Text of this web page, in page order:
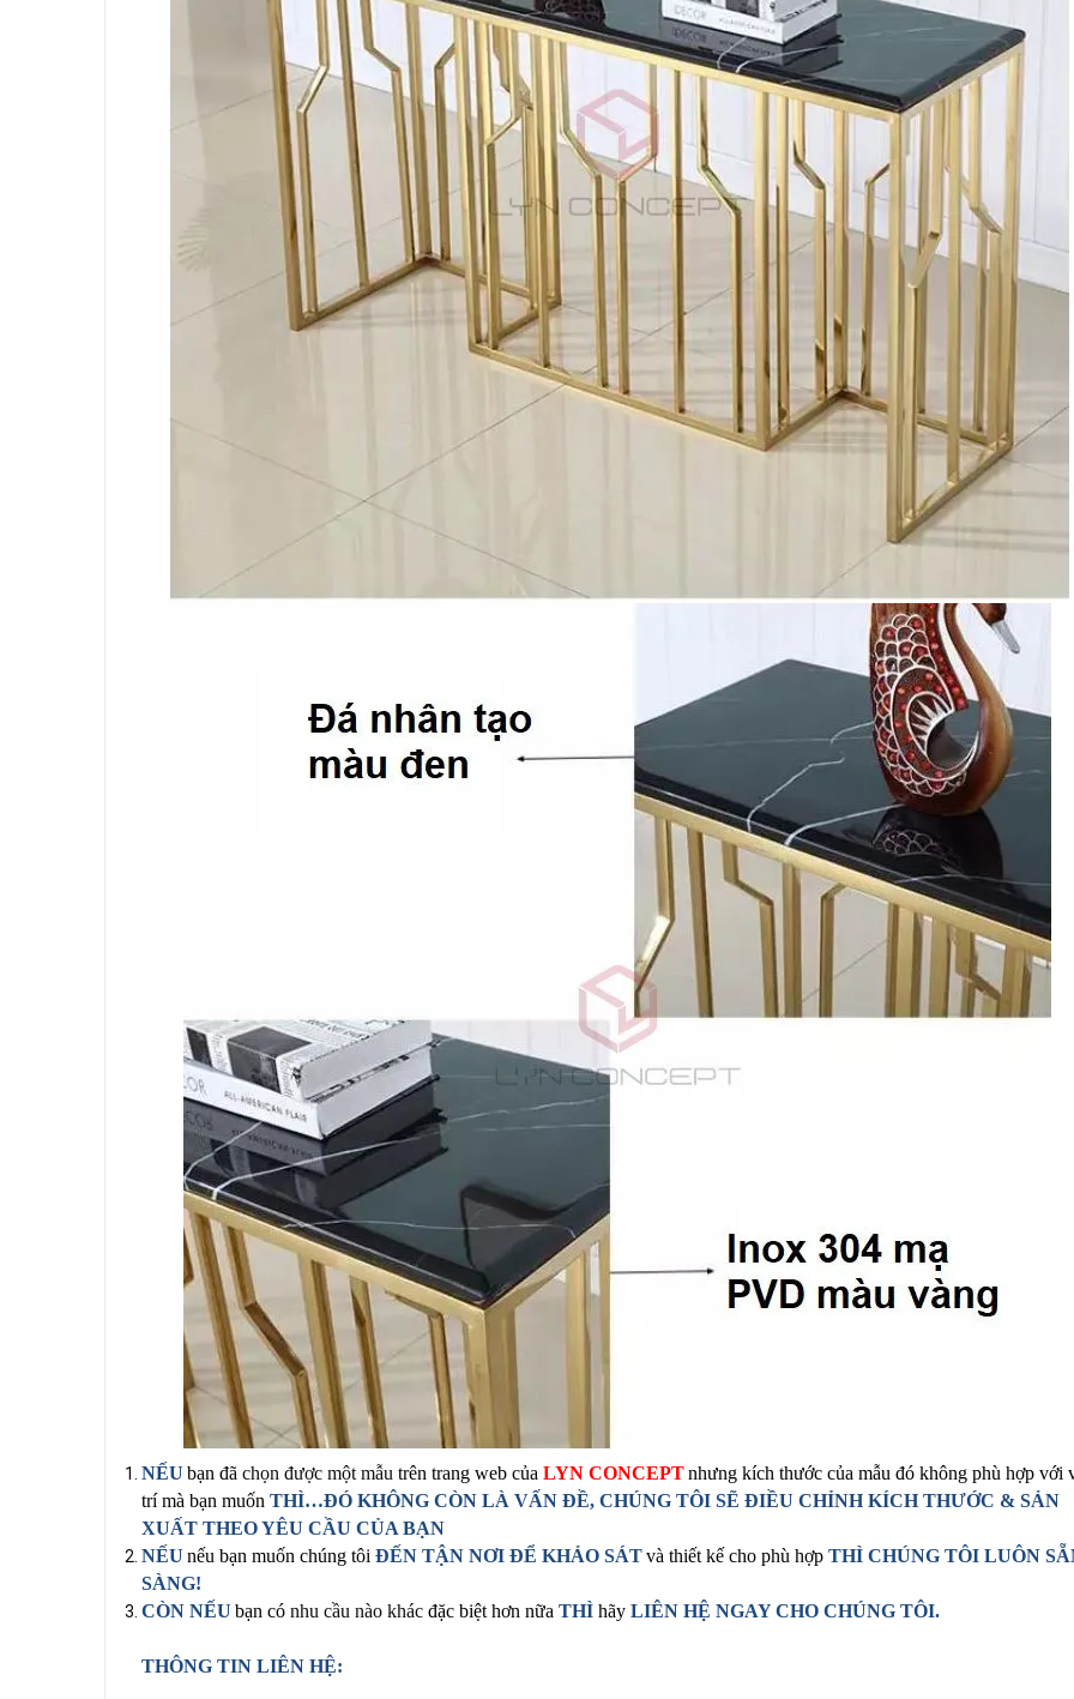
NẾU bạn đã chọn được một mẫu trên trang web của LYN CONCEPTnhưng kích thước của mẫu đó không phù hợp với
trí mà bạn muốn THÌ…ĐÓ KHÔNG CÒN LÀ VẤN ĐỀ, CHÚNG TÔI SẼ ĐIỀU CHỈNH KÍCH THƯỚC & SẢN
XUẤT THEO YÊU CẦU CỦA BẠN
NẾU nếu bạn muốn chúng tôi ĐẾN TẬN NƠI ĐỂ KHẢO SÁTvà thiết kế cho phù hợp THÌ CHÚNG TÔI LUÔN
SÀNG!
CÒN NẾU bạn có nhu cầu nào khác đặc biệt hơn nữa THÌ hãy LIÊN HỆ NGAY CHO CHÚNG TÔI.
THÔNG TIN LIÊN HỆ: